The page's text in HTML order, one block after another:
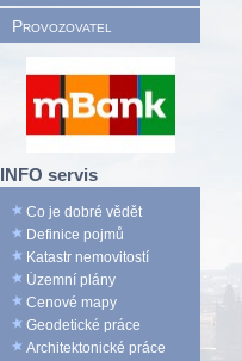
Provozovatel
INFO servis
Co je dobré vědět
Definice pojmů
Katastr nemovitostí
Územní plány
Cenové mapy
Geodetické práce
Architektonické práce